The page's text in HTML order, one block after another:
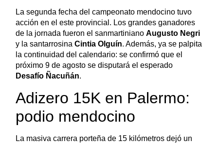
La segunda fecha del campeonato mendocino tuvo
acción en el este provincial. Los grandes ganadores
de la jornada fueron el sanmartiniano Augusto Negri
y la santarrosina Cintia Olguín. Además, ya se palpita
la continuidad del calendario: se confirmó que el
próximo 9 de agosto se disputará el esperado
Desafío Ñacuñán.
Adizero 15K en Palermo:
podio mendocino
La masiva carrera porteña de 15 kilómetros dejó un